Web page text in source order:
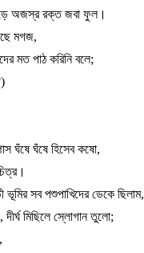
অজস্র রক্ত জবা ফুল।
মগজ,
মত পাঠ করিনি বলে;
ঘঁষে ঘঁষে হিসেব কষো,
।
ভূমির সব পশুপাখিদের ডেকে ছিলাম,
,দীর্ঘ মিছিলে স্লোগান তুলো;
,